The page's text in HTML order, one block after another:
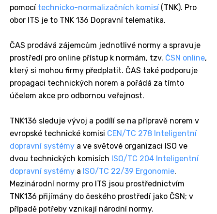
pomocí technicko-normalizačních komisí (TNK). Pro
obor ITS je to TNK 136 Dopravní telematika.
ČAS prodává zájemcům jednotlivé normy a spravuje
prostředí pro online přístup k normám, tzv. ČSN online,
který si mohou firmy předplatit. ČAS také podporuje
propagaci technických norem a pořádá za tímto
účelem akce pro odbornou veřejnost.
TNK136 sleduje vývoj a podílí se na přípravě norem v
evropské technické komisi CEN/TC 278 Inteligentní
dopravní systémy a ve světové organizaci ISO ve
dvou technických komisích ISO/TC 204 Inteligentní
dopravní systémy a ISO/TC 22/39 Ergonomie.
Mezinárodní normy pro ITS jsou prostřednictvím
TNK136 přijímány do českého prostředí jako ČSN; v
případě potřeby vznikají národní normy.